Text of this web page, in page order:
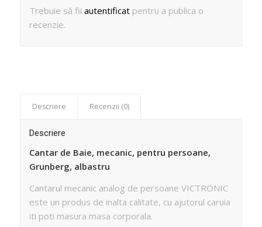
Trebuie să fii autentificatpentru a publica o
recenzie.
Descriere Recenzii (0)
Descriere
Cantar de Baie, mecanic, pentru persoane,
Grunberg, albastru
Cantarul mecanic analog de persoane VICTRONIC
este un produs de inalta calitate, cu ajutorul caruia
iti poti masura masa corporala.